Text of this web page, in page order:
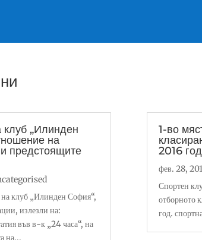
клуб „Илинден
на
предстоящите
клуб „Илинден София“,
излезли на:
във в-к „24 часа“, на
на...
1-во
2016 год
фев. 28,
Спортен
отборното
год.